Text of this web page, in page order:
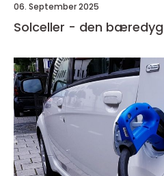
06. September 2025
Solceller - den